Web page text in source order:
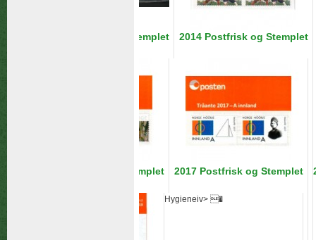
2013 Postfrisk og Stemplet 2014 Postfrisk og Stemplet
2016 Postfrisk og Stemplet 2017 Postfrisk og Stemplet
Hygieneiv> �